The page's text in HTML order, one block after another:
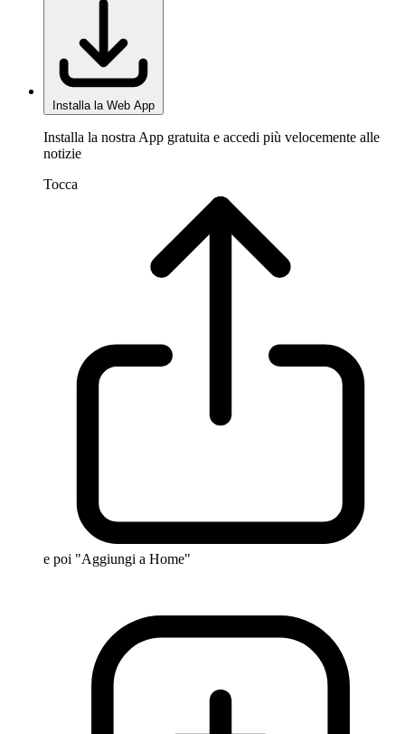
Installa la Web App
Installa la nostra App gratuita e accedi più velocemente alle
notizie
Tocca
e poi "Aggiungi a Home"